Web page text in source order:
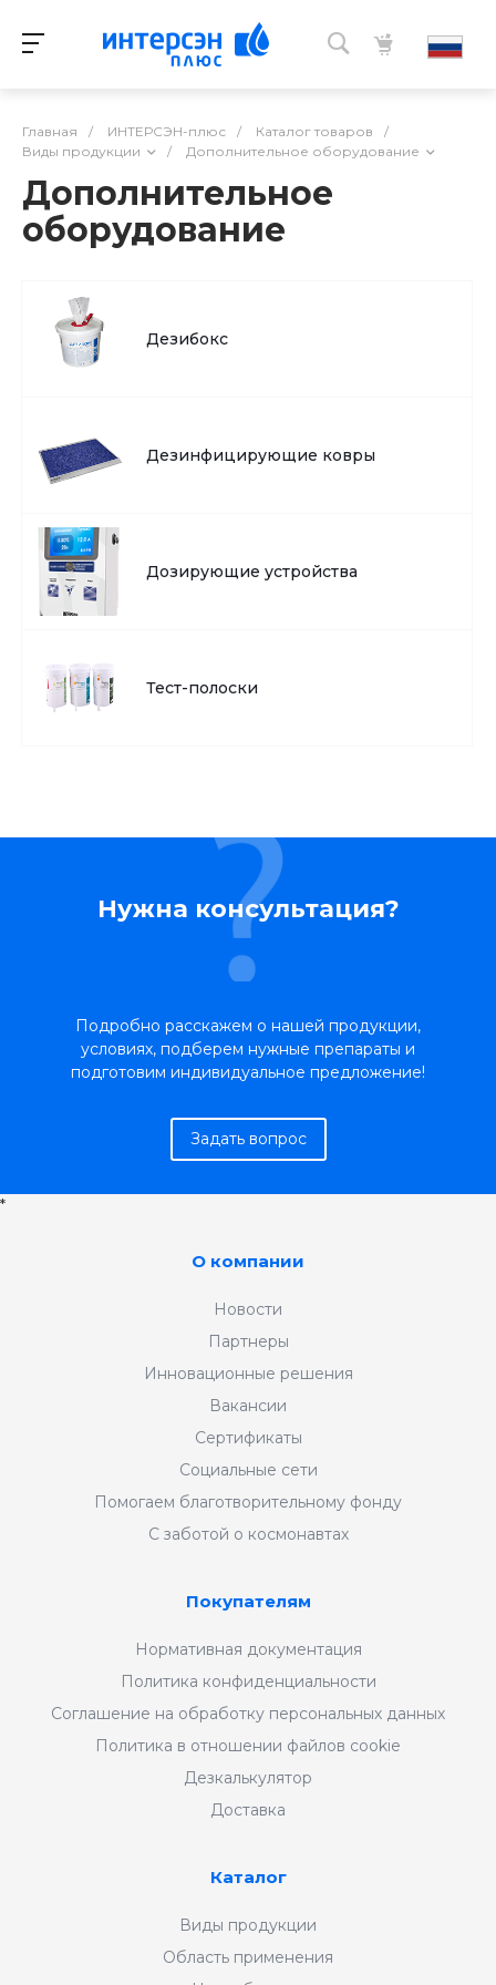
Главная / ИНТЕРСЭН-плюс / Каталог товаров
/
Виды продукции
/ Дополнительное оборудование
Дополнительное
оборудование
Дезибокс
Дезинфицирующие ковры
Дозирующие устройства
Тест-полоски
Нужна консультация?
Подробно расскажем о нашей продукции,
условиях, подберем нужные препараты и
подготовим индивидуальное предложение!
Задать вопрос
*
О компании
Новости
Партнеры
Инновационные решения
Вакансии
Сертификаты
Социальные сети
Помогаем благотворительному фонду
С заботой о космонавтах
Покупателям
Нормативная документация
Политика конфиденциальности
Соглашение на обработку персональных данных
Политика в отношении файлов cookie
Дезкалькулятор
Доставка
Каталог
Виды продукции
Область применения